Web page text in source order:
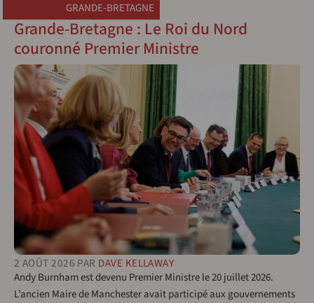
GRANDE-BRETAGNE
Grande-Bretagne : Le Roi du Nord
couronné Premier Ministre
2 AOÛT 2026 PAR DAVE KELLAWAY
Andy Burnham est devenu Premier Ministre le 20 juillet 2026.
L’ancien Maire de Manchester avait participé aux gouvernements